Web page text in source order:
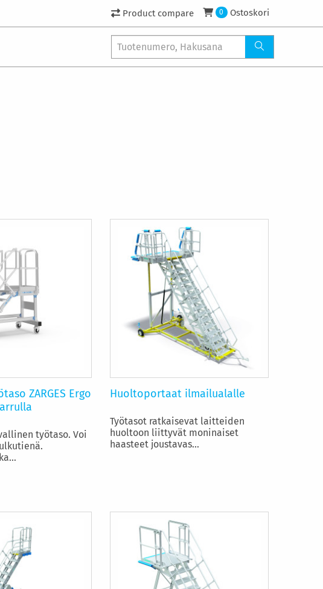
Product compare 0 Ostoskori
ZARGES Ergo
työtaso. Voi
Huoltoportaat ilmailualalle
Työtasot ratkaisevat laitteiden
huoltoon liittyvät moninaiset
haasteet joustavas...